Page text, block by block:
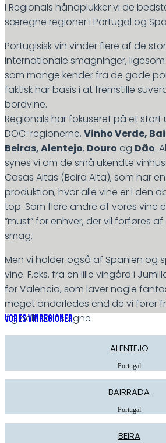
I Regionals håndplukker vi de
særegne regioner i Portugal og
Portugisisk vin vinder flere af de
internationale smagninger,
som mange kender fra de gode
faktisk har basis i at fremstille
bordvine.
Regionals har fokuseret på et stort
DOC-regionerne, Vinho Verde,
Beiras, Alentejo, Douro og Dão.
synes vi om de små ukendte
Casas Altas (Beira Alta), som har
produktion, hvor alle vine er i den
top. Som flere andre af vores vine
”must” for enhver, der vil forføres
smag.
Men vi holder også af Spanien og
vine. F.eks. fra en lille vingård i
for Valencia, som laver nogle
meget anderledes end de vi fører
og helt deres egne
VORES VINREGIONER
ALENTEJO
Portugal
BAIRRADA
Portugal
BEIRA